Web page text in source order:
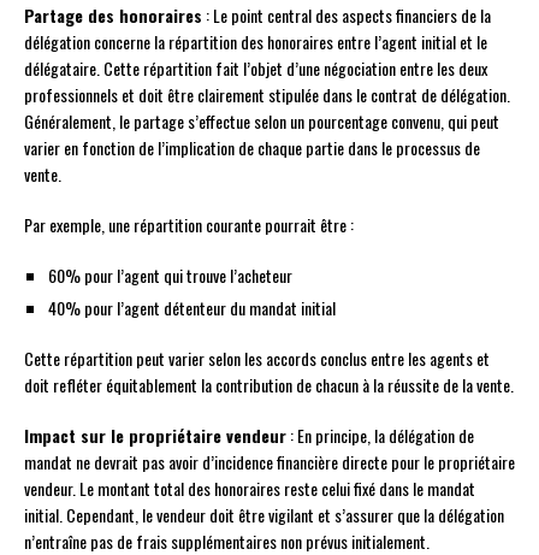
Partage des honoraires : Le point central des aspects financiers de la
délégation concerne la répartition des honoraires entre l’agent initial et le
délégataire. Cette répartition fait l’objet d’une négociation entre les deux
professionnels et doit être clairement stipulée dans le contrat de délégation.
Généralement, le partage s’effectue selon un pourcentage convenu, qui peut
varier en fonction de l’implication de chaque partie dans le processus de
vente.
Par exemple, une répartition courante pourrait être :
60% pour l’agent qui trouve l’acheteur
40% pour l’agent détenteur du mandat initial
Cette répartition peut varier selon les accords conclus entre les agents et
doit refléter équitablement la contribution de chacun à la réussite de la vente.
Impact sur le propriétaire vendeur: En principe, la délégation de
mandat ne devrait pas avoir d’incidence financière directe pour le propriétaire
vendeur. Le montant total des honoraires reste celui fixé dans le mandat
initial. Cependant, le vendeur doit être vigilant et s’assurer que la délégation
n’entraîne pas de frais supplémentaires non prévus initialement.